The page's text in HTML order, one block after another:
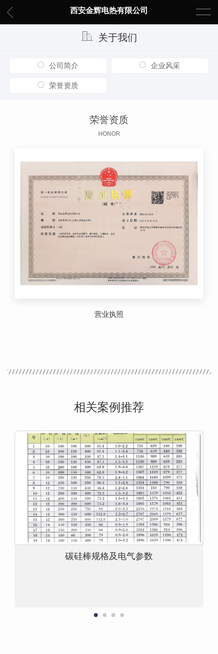
西安金辉电热有限公司
关于我们
公司简介 企业风采
荣誉资质
荣誉资质
HONOR
营业执照
相关案例推荐
碳硅棒规格及电气参数